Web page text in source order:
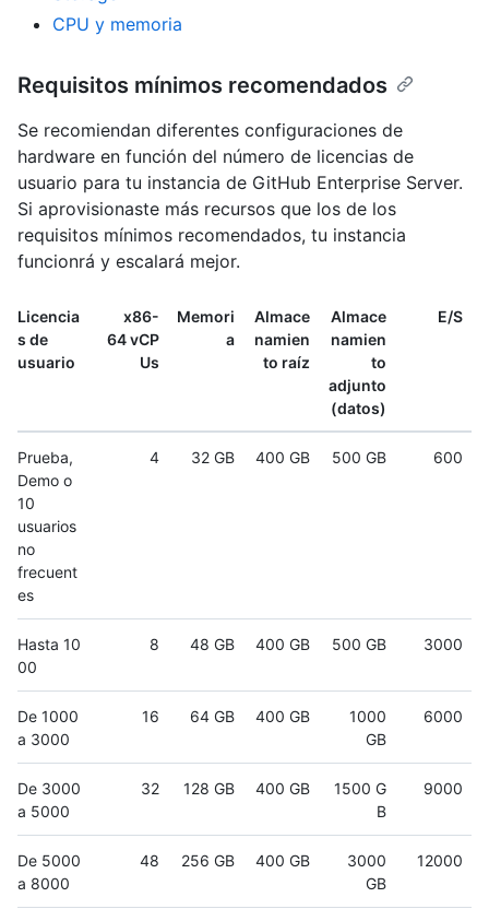
CPU y memoria
Requisitos mínimos recomendados
Se recomiendan diferentes configuraciones de
hardware en función del número de licencias de
usuario para tu instancia de GitHub Enterprise Server.
Si aprovisionaste más recursos que los de los
requisitos mínimos recomendados, tu instancia
funcionrá y escalará mejor.
Licencia
s de
usuario
x86-
64 vCP
Us
Memori
a
Almace
namien
to raíz
Almace
namien
to
adjunto
(datos)
E/S
Prueba,
Demo o
10
usuarios
no
frecuent
es
4 32 GB 400 GB 500 GB 600
Hasta 10
00
8 48 GB 400 GB 500 GB 3000
De 1000
a 3000
16 64 GB 400 GB
1000
GB
6000
De 3000
a 5000
32 128 GB 400 GB
1500 G
B
9000
De 5000
a 8000
48 256 GB 400 GB
3000
GB
12000